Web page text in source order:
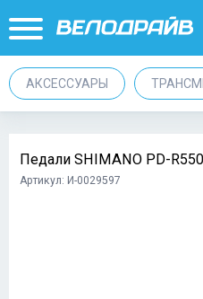
АКСЕССУАРЫ
Педали SHIMANO PD-
Артикул: И-0029597